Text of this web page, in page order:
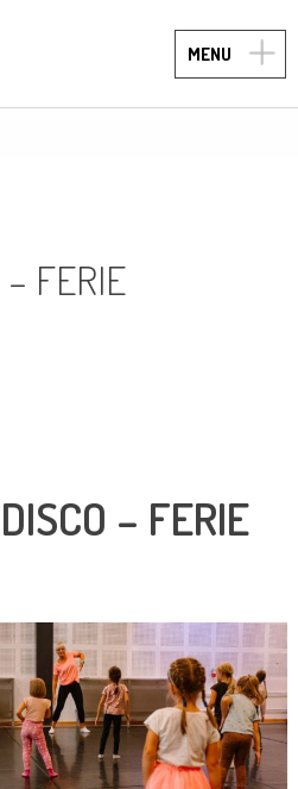
MENU
FERIE
– FERIE